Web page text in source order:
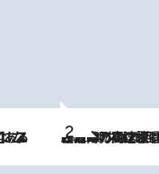
2026.8.7
「湘南乃風に憧れて」観客大盛上がりの“タオル回し”に、ラッパー顔負けの高速歌唱まで…さだまさし（74）のアグレッシブすぎる現在地